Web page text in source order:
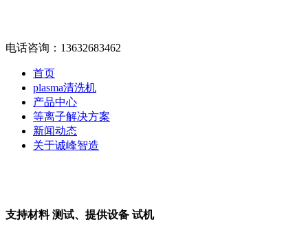
电话咨询：13632683462
首页
plasma清洗机
产品中心
等离子解决方案
新闻动态
关于诚峰智造
支持材料测试、提供设备 试机